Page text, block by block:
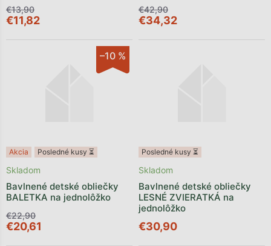
€13,90
€11,82
€42,90
€34,32
–10 %
Akcia Posledné kusy ⏳
Bavlnené detské obliečky
BALETKA na jednolôžko
Skladom
€22,90
€20,61
Posledné kusy ⏳
Bavlnené detské obliečky
LESNÉ ZVIERATKÁ na
jednolôžko
Skladom
€30,90